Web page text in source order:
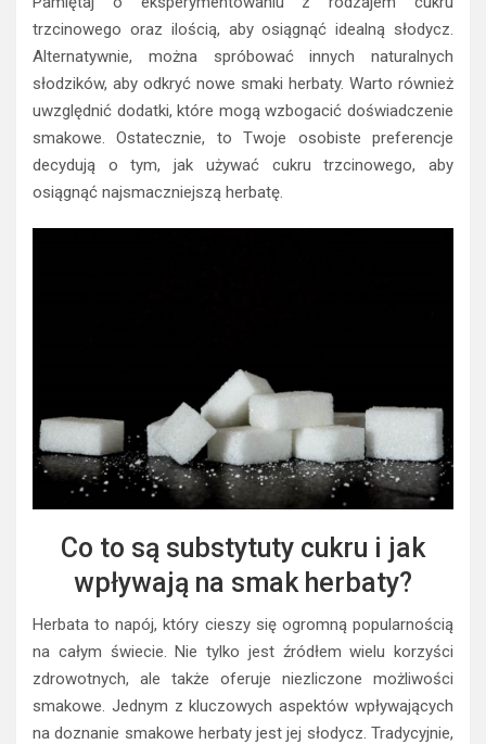
trzcinowego oraz ilością, aby osiągnąć idealną słodycz.
Alternatywnie, można spróbować innych naturalnych
słodzików, aby odkryć nowe smaki herbaty. Warto również
uwzględnić dodatki, które mogą wzbogacić doświadczenie
smakowe. Ostatecznie, to Twoje osobiste preferencje
decydują o tym, jak używać cukru trzcinowego, aby
osiągnąć najsmaczniejszą herbatę.
Co to są substytuty cukru i jak
wpływają na smak herbaty?
Herbata to napój, który cieszy się ogromną popularnością
na całym świecie. Nie tylko jest źródłem wielu korzyści
zdrowotnych, ale także oferuje niezliczone możliwości
smakowe. Jednym z kluczowych aspektów wpływających
na doznanie smakowe herbaty jest jej słodycz. Tradycyjnie,